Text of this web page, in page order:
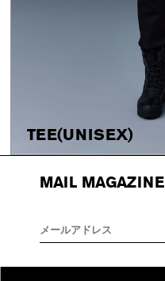
TEE(UNISEX)
MAIL MAGAZINE